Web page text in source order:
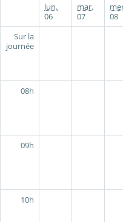
lun.
06
mar.
07
08
Sur la
journée
08h
09h
10h